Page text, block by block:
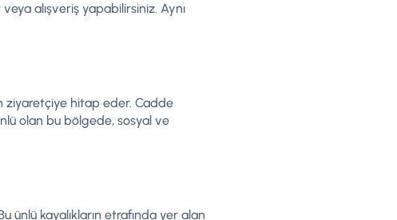
alışveriş yapabilirsiniz. Aynı
ziyaretçiye hitap eder. Cadde
olan bu bölgede, sosyal ve
ünlü kayalıkların etrafında yer alan